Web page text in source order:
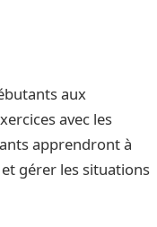
aux
avec les
apprendront à
gérer les situations